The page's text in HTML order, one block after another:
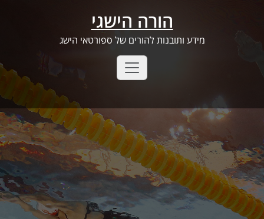
content
הורה הישגי
מידע ותובנות להורים של ספורטאי הישג